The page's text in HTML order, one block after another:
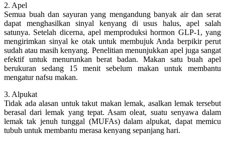
2. Apel
Semua buah dan sayuran yang mengandung banyak air dan serat
dapat menghasilkan sinyal kenyang di usus halus, apel salah
satunya. Setelah dicerna, apel memproduksi hormon GLP-1, yang
mengirimkan sinyal ke otak untuk membujuk Anda berpikir perut
sudah atau masih kenyang. Penelitian menunjukkan apel juga sangat
efektif untuk menurunkan berat badan. Makan satu buah apel
berukuran sedang 15 menit sebelum makan untuk membantu
mengatur nafsu makan.
3. Alpukat
Tidak ada alasan untuk takut makan lemak, asalkan lemak tersebut
berasal dari lemak yang tepat. Asam oleat, suatu senyawa dalam
lemak tak jenuh tunggal (MUFAs) dalam alpukat, dapat memicu
tubuh untuk membantu merasa kenyang sepanjang hari.